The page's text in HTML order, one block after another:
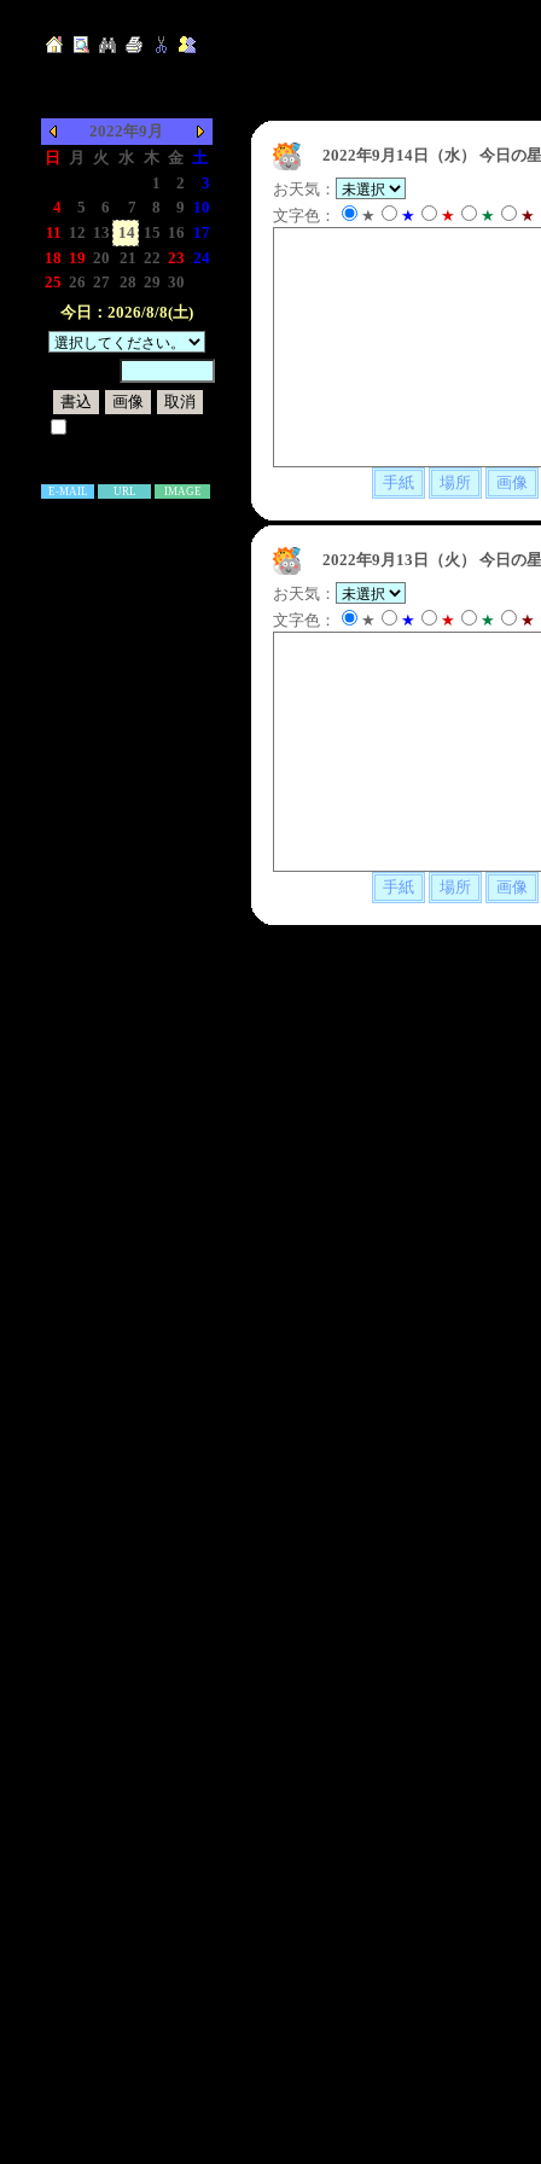
2022年9月
日
月 火 水 木 金 土
1 2
3
4
5 6 7 8 9 10
11 12 13 14 15 16 17
18 19 20 21 22 23 24
25 26 27 28 29 30
今日：2026/8/8(土)
E-MAIL URL IMAGE
2022年9月14日（水）
今日の
お天気：
文字色：
★ ★ ★ ★ ★
2022年9月13日（火）
今日の
お天気：
文字色：
★ ★ ★ ★ ★